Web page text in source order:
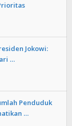
Jokowi:
…
Penduduk
…